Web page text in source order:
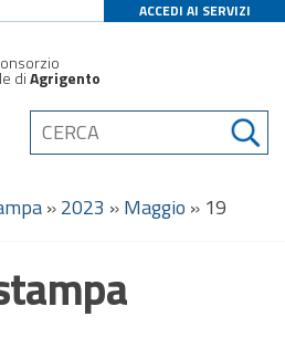
ACCEDI AI SERVIZI
diAgrigento
»2023 »Maggio » 19